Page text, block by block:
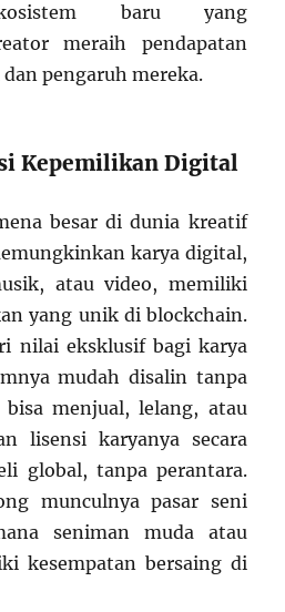
baru yang
meraih pendapatan
pengaruh mereka.
Kepemilikan Digital
besar di dunia kreatif
karya digital,
atau video, memiliki
yang unik di blockchain.
nilai eksklusif bagi karya
mudah disalin tanpa
menjual, lelang, atau
lisensi karyanya secara
global, tanpa perantara.
munculnya pasar seni
seniman muda atau
kesempatan bersaing di